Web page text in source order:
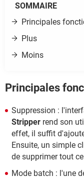
SOMMAIRE
Principales
Plus
Moins
Principales
Suppression :
Stripper rend son
effet, il suffit
Ensuite, un simple
de supprimer tout
Mode batch : l'une